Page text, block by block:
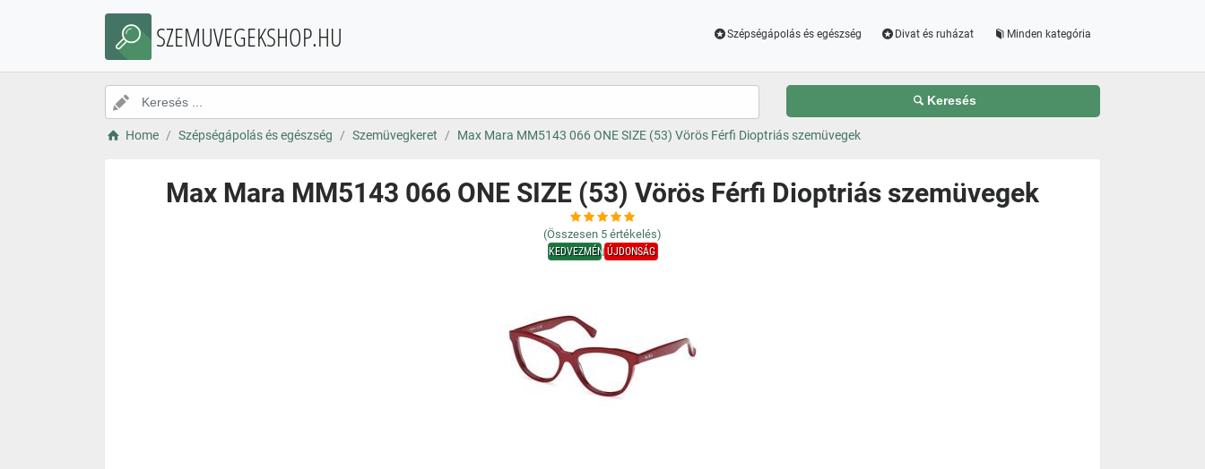
SZEMUVEGEKSHOP.HU Szépségápolás és egészség Divat és ruházat Minden kategória
Keresés
Home Szépségápolás és egészség Szemüvegkeret Max Mara MM5143 066 ONE SIZE (53) Vörös Férfi Dioptriás szemüvegek
Max Mara MM5143 066 ONE SIZE (53) Vörös Férfi Dioptriás szemüvegek
(Összesen 5 értékelés)
KEDVEZMÉNYÚJDONSÁG